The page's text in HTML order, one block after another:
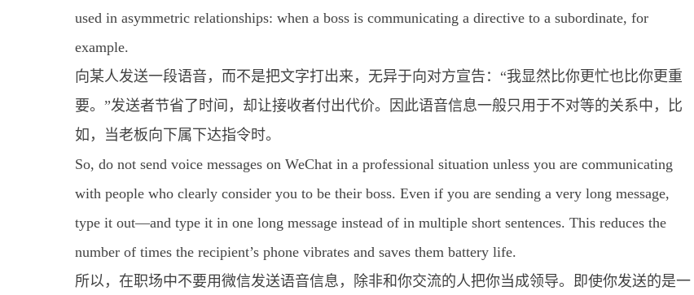
used in asymmetric relationships: when a boss is communicating a directive to a subordinate, for
example.
向某人发送一段语音，而不是把文字打出来，无异于向对方宣告：“我显然比你更忙也比你更重
要。”发送者节省了时间，却让接收者付出代价。因此语音信息一般只用于不对等的关系中，比
如，当老板向下属下达指令时。
So, do not send voice messages on WeChat in a professional situation unless you are communicating
with people who clearly consider you to be their boss. Even if you are sending a very long message,
type it out—and type it in one long message instead of in multiple short sentences. This reduces the
number of times the recipient’s phone vibrates and saves them battery life.
所以，在职场中不要用微信发送语音信息，除非和你交流的人把你当成领导。即使你发送的是一